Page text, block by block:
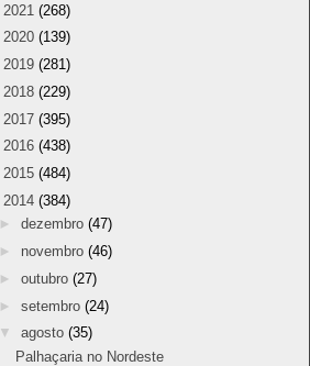
2021 (268)
2020 (139)
2019 (281)
2018 (229)
2017 (395)
2016 (438)
2015 (484)
2014 (384)
► dezembro (47)
► novembro (46)
► outubro (27)
► setembro (24)
▼ agosto (35)
Palhaçaria no Nordeste